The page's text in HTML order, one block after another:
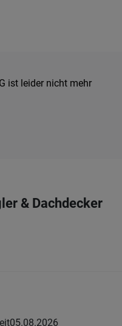
ist leider nicht mehr
& Dachdecker
05.08.2026